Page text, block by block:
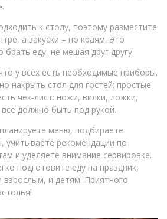
к столу, поэтому разместите
а закуски – по краям. Это
еду, не мешая друг другу.
у всех есть необходимые приборы.
накрыть стол для гостей: простые
чек‑лист: ножи, вилки, ложки,
должно быть под рукой.
меню, подбираете
учитываете рекомендации по
и уделяете внимание сервировке.
подготовите еду на праздник,
взрослым, и детям. Приятного